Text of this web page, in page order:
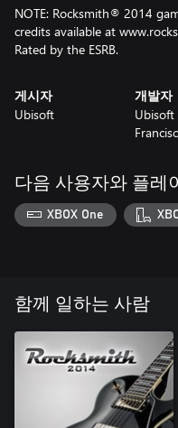
NOTE: Rocksmith® 2014
credits available at
Rated by the ESRB.
게시자
Ubisoft
개발자
Ubisoft
다음 사용자와 플레이
XBOX One
함께 일하는 사람